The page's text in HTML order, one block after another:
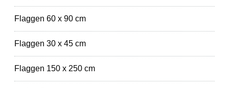
Flaggen 60 x 90 cm
Flaggen 30 x 45 cm
Flaggen 150 x 250 cm